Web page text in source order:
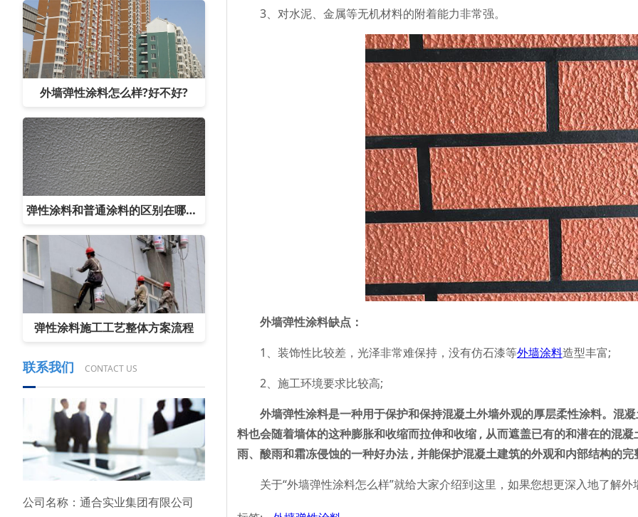
外墙弹性涂料怎么样?好不好?
弹性涂料和普通涂料的区别在哪里?
弹性涂料施工工艺整体方案流程
联系我们 CONTACT US
公司名称：通合实业集团有限公司
3、对水泥、金属等无机材料的附着能力非常强。
外墙弹性涂料缺点：
1、装饰性比较差，光泽非常难保持，没有仿石漆等外墙涂料造型丰富;
2、施工环境要求比较高;
外墙弹性涂料是一种用于保护和保持混凝土外墙外观的厚层柔性涂料。混
料也会随着墙体的这种膨胀和收缩而拉伸和收缩 , 从而遮盖已有的和潜在的混
雨、酸雨和霜冻侵蚀的一种好办法 , 并能保护混凝土建筑的外观和内部结构的完
关于“外墙弹性涂料怎么样”就给大家介绍到这里，如果您想更深入地了解外